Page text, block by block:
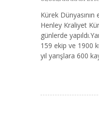
Kürek Dünyasının
Henley Kraliyet
günlerde
159 ekip ve 1900
yıl yarışlara 600